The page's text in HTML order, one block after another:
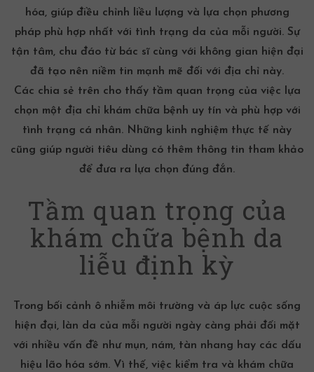
hóa, giúp điều chỉnh liều lượng và lựa chọn phương
pháp phù hợp nhất với tình trạng da của mỗi người. Sự
tận tâm, chu đáo từ bác sĩ cùng với không gian hiện đại
đã tạo nên niềm tin mạnh mẽ đối với địa chỉ này.
Các chia sẻ trên cho thấy tầm quan trọng của việc lựa
chọn một địa chỉ khám chữa bệnh uy tín và phù hợp với
tình trạng cá nhân. Những kinh nghiệm thực tế này
cũng giúp người tiêu dùng có thêm thông tin tham khảo
để đưa ra lựa chọn đúng đắn.
Tầm quan trọng của
khám chữa bệnh da
liễu định kỳ
Trong bối cảnh ô nhiễm môi trường và áp lực cuộc sống
hiện đại, làn da của mỗi người ngày càng phải đối mặt
với nhiều vấn đề như mụn, nám, tàn nhang hay các dấu
hiệu lão hóa sớm. Vì thế, việc kiểm tra và khám chữa